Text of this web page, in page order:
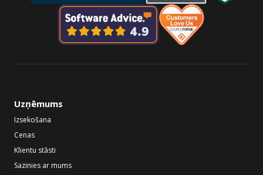
Uzņēmums
Izsekošana
Cenas
Klientu stāsti
Sazinies ar mums